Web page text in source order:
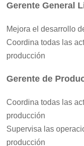
Gerente General
Mejora el desarrollo
Coordina todas las
producción
Gerente de
Coordina todas las
producción
Supervisa las
producción